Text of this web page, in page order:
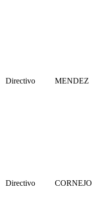
Directivo MENDEZ
Directivo CORNEJO